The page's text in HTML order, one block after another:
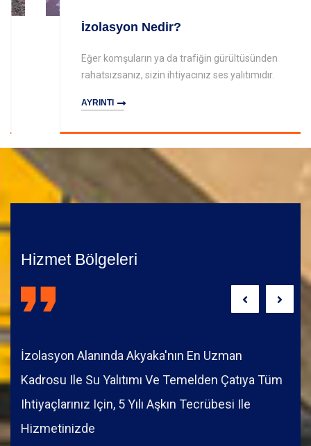
İzolasyon Nedir?
Eğer komşuların ya da trafiğin gürültüsünden
rahatsızsanız, sizin ihtiyacınız ses yalıtımıdır.
Hizmet Bölgeleri
İzolasyon Alanında Akyaka'nın En Uzman
Kadrosu Ile Su Yalıtımı Ve Temelden Çatıya Tüm
Ihtiyaçlarınız Için, 5 Yılı Aşkın Tecrübesi Ile
Hizmetinizde